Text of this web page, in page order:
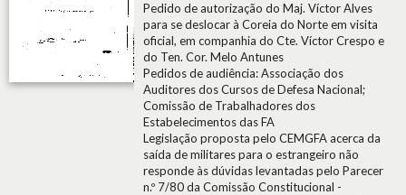
Pedido de autorização do Maj. Víctor Alves
para se deslocar à Coreia do Norte em visita
oficial, em companhia do Cte. Víctor Crespo e
do Ten. Cor. Melo Antunes
Pedidos de audiência: Associação dos
Auditores dos Cursos de Defesa Nacional;
Comissão de Trabalhadores dos
Estabelecimentos das FA
Legislação proposta pelo CEMGFA acerca da
saída de militares para o estrangeiro não
responde às dúvidas levantadas pelo Parecer
n.º 7/80 da Comissão Constitucional -